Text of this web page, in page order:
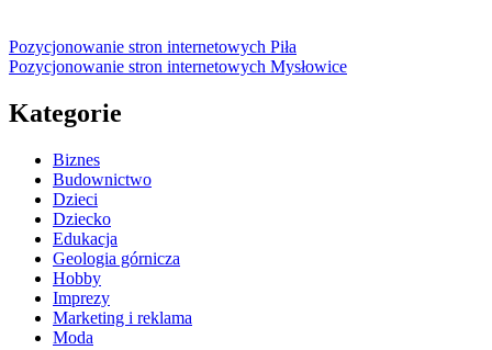
Pozycjonowanie stron internetowych Piła
Pozycjonowanie stron internetowych Mysłowice
Kategorie
Biznes
Budownictwo
Dzieci
Dziecko
Edukacja
Geologia górnicza
Hobby
Imprezy
Marketing i reklama
Moda